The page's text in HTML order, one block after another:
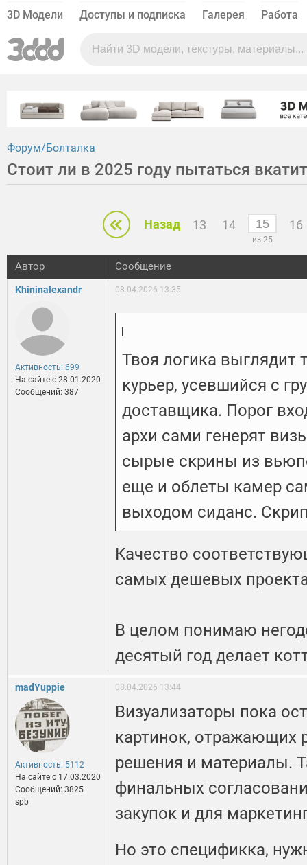
3D Модели Доступы и подписка Галерея Работа
Форум Болталка
Стоит ли в 2025 году пытаться
Назад 13 14
из 25
16
Автор Сообщение
Khininalexandr
Активность: 699
На сайте c 28.01.2020
Сообщений: 387
08.04.2026 13:35
Твоя логика выглядит
курьер, усевшийся с
доставщика. Порог
архи сами генерят
сырые скрины из
еще и облеты камер
выходом сиданс.
Качество
самых дешевых
В целом понимаю
десятый год делает
madYuppie
Активность: 5112
На сайте c 17.03.2020
Сообщений: 3825
spb
08.04.2026 13:44
Визуализаторы пока
картинок, отражающих
решения и материалы.
финальных
закупок и для
Но это спецификка,